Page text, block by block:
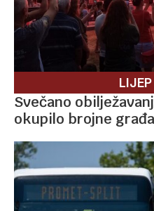
Svečano
okupilo brojne